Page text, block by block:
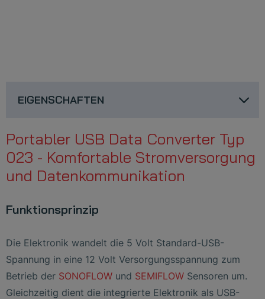
EIGENSCHAFTEN
Portabler USB Data Converter Typ
023 - Komfortable Stromversorgung
und Datenkommunikation
Funktionsprinzip
Die Elektronik wandelt die 5 Volt Standard-USB-
Spannung in eine 12 Volt Versorgungsspannung zum
Betrieb der SONOFLOW und SEMIFLOW Sensoren um.
Gleichzeitig dient die integrierte Elektronik als USB-